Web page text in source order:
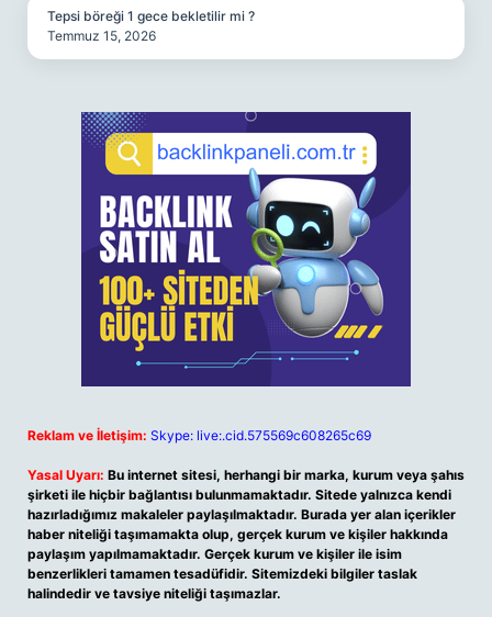
Tepsi böreği 1 gece bekletilir mi ?
Temmuz 15, 2026
Reklam ve İletişim: Skype: live:.cid.575569c608265c69
Yasal Uyarı: Bu internet sitesi, herhangi bir marka, kurum veya şahıs
şirketi ile hiçbir bağlantısı bulunmamaktadır. Sitede yalnızca kendi
hazırladığımız makaleler paylaşılmaktadır. Burada yer alan içerikler
haber niteliği taşımamakta olup, gerçek kurum ve kişiler hakkında
paylaşım yapılmamaktadır. Gerçek kurum ve kişiler ile isim
benzerlikleri tamamen tesadüfidir. Sitemizdeki bilgiler taslak
halindedir ve tavsiye niteliği taşımazlar.